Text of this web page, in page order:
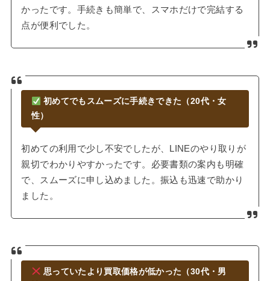
かったです。手続きも簡単で、スマホだけで完結する
点が便利でした。
初めてでもスムーズに手続きできた（20代・女
性）
初めての利用で少し不安でしたが、LINEのやり取りが
親切でわかりやすかったです。必要書類の案内も明確
で、スムーズに申し込めました。振込も迅速で助かり
ました。
思っていたより買取価格が低かった（30代・男